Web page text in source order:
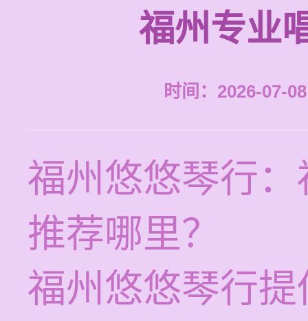
福州专业
时间：2026-07-
福州悠悠琴行
推荐哪里？
福州悠悠琴行